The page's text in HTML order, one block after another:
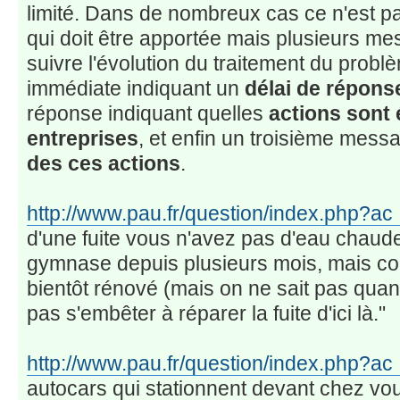
limité. Dans de nombreux cas ce n'est
qui doit être apportée mais plusieurs
suivre l'évolution du traitement du
immédiate indiquant un délai de
réponse indiquant quelles actions sont
entreprises, et enfin un troisième
des ces actions.
http://www.pau.fr/question/
d'une fuite vous n'avez pas d'eau
gymnase depuis plusieurs mois, mais
bientôt rénové (mais on ne sait pas
pas s'embêter à réparer la fuite d'ici là."
http://www.pau.fr/question/
autocars qui stationnent devant chez